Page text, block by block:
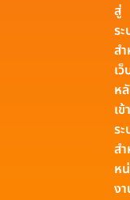
สู่
ร
ส
เ
ห
เข้
ร
ส
ห
ง